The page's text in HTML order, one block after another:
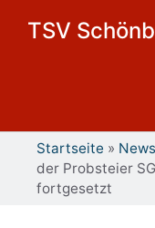
TSV
Startseite » News
der Probsteier
fortgesetzt